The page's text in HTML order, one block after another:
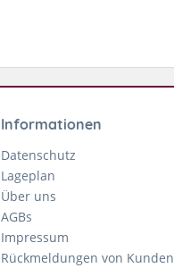
Informationen
Datenschutz
Lageplan
Über uns
AGBs
Impressum
Rückmeldungen von Kunden